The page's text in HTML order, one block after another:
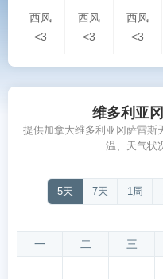
西风
<3
西风
<3
西风
<3
维多利亚
提供加拿大维多利亚冈萨雷斯
温、天气状
5天 7天 1周
一 二 三